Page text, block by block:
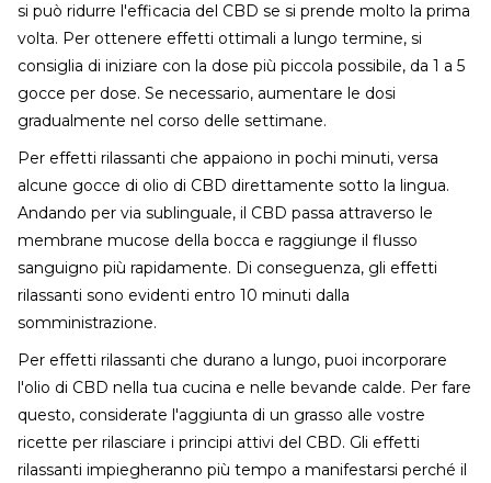
si può ridurre l'efficacia del CBD se si prende molto la prima
volta. Per ottenere effetti ottimali a lungo termine, si
consiglia di iniziare con la dose più piccola possibile, da 1 a 5
gocce per dose. Se necessario, aumentare le dosi
gradualmente nel corso delle settimane.
Per effetti rilassanti che appaiono in pochi minuti, versa
alcune gocce di olio di CBD direttamente sotto la lingua.
Andando per via sublinguale, il CBD passa attraverso le
membrane mucose della bocca e raggiunge il flusso
sanguigno più rapidamente. Di conseguenza, gli effetti
rilassanti sono evidenti entro 10 minuti dalla
somministrazione.
Per effetti rilassanti che durano a lungo, puoi incorporare
l'olio di CBD nella tua cucina e nelle bevande calde. Per fare
questo, considerate l'aggiunta di un grasso alle vostre
ricette per rilasciare i principi attivi del CBD. Gli effetti
rilassanti impiegheranno più tempo a manifestarsi perché il